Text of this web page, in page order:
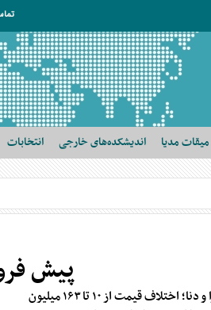
میقات مدیا اندیشکده‌های خارجی انتخابات
پیش